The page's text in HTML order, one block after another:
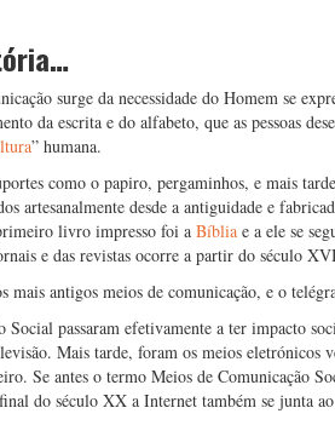
surge da necessidade do Homem se
da escrita e do alfabeto, que as pessoas
” humana.
como o papiro, pergaminhos, e mais
artesanalmente desde a antiguidade e
livro impresso foi a Bíblia e a ele se
e das revistas ocorre a partir do século
mais antigos meios de comunicação, e o
Social passaram efetivamente a ter impacto
Mais tarde, foram os meios eletrónicos
Se antes o termo Meios de Comunicação
do século XX a Internet também se junta